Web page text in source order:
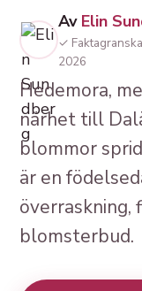
Av Elin
✓
2026
Hedemora,
närhet till
blommor
är en
överraskning,
blomsterbud.